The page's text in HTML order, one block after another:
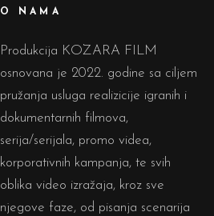
O NAMA
Produkcija KOZARA FILM
osnovana je 2022. godine sa ciljem
pružanja usluga realizicije igranih i
dokumentarnih filmova,
serija/serijala, promo videa,
korporativnih kampanja, te svih
oblika video izražaja, kroz sve
njegove faze, od pisanja scenarija